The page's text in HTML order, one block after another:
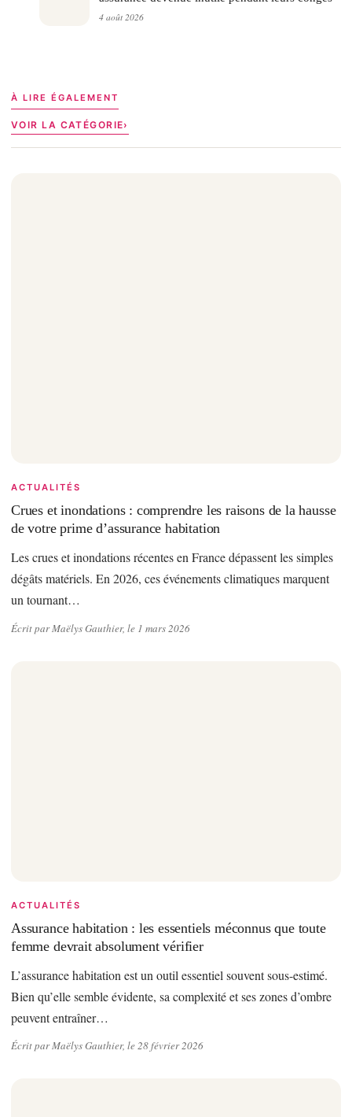
4 août 2026
À LIRE ÉGALEMENT
VOIR LA CATÉGORIE
ACTUALITÉS
Crues et inondations : comprendre les raisons de la hausse
de votre prime d’assurance habitation
Les crues et inondations récentes en France dépassent les simples
dégâts matériels. En 2026, ces événements climatiques marquent
un tournant…
Écrit par Maëlys Gauthier, le 1 mars 2026
ACTUALITÉS
Assurance habitation : les essentiels méconnus que toute
femme devrait absolument vérifier
L’assurance habitation est un outil essentiel souvent sous-estimé.
Bien qu’elle semble évidente, sa complexité et ses zones d’ombre
peuvent entraîner…
Écrit par Maëlys Gauthier, le 28 février 2026